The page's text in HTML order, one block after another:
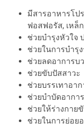
มีสารอาหารโป
ฟอสฟอรัส, เหล็
ช่วยบำรุงหัวใจ
ช่วยในการบำรุ
ช่วยลดอาการบ
ช่วยขับปัสสาวะ
ช่วยบรรเทาอา
ช่วยบำบัดอากา
ช่วยให้ร่างกาย
ช่วยในการย่อย